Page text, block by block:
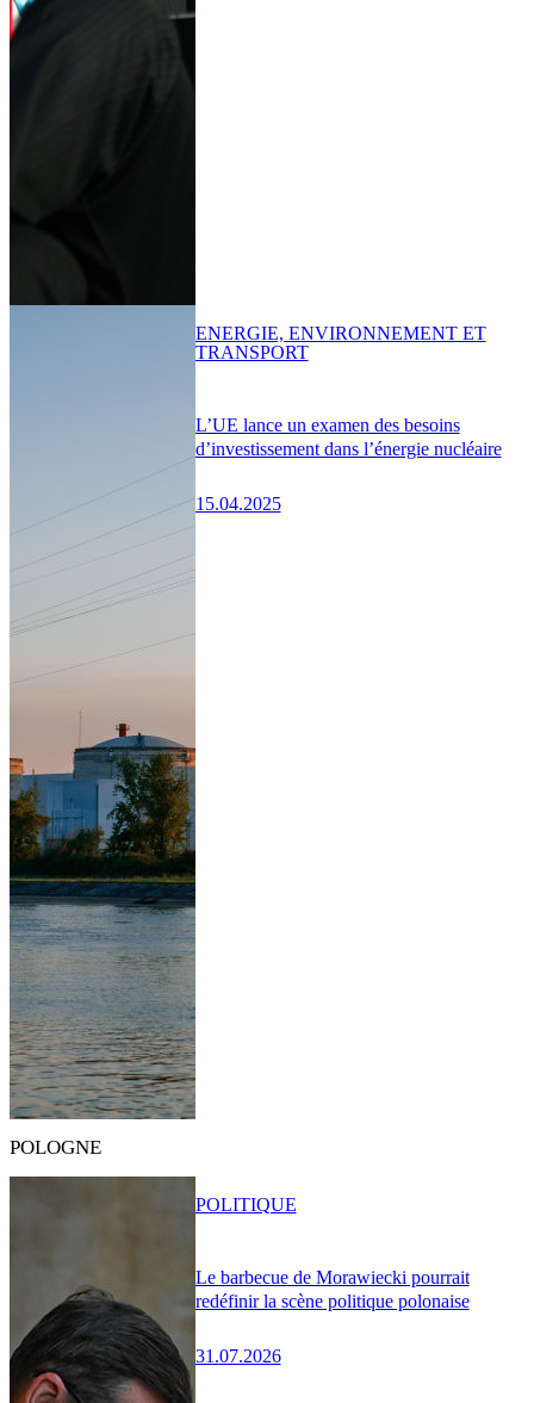
L’UE lance un examen des besoins
d’investissement dans l’énergie nucléaire
15.04.2025
ENERGIE, ENVIRONNEMENT ET
TRANSPORT
POLOGNE
Le barbecue de Morawiecki pourrait
redéfinir la scène politique polonaise
31.07.2026
POLITIQUE